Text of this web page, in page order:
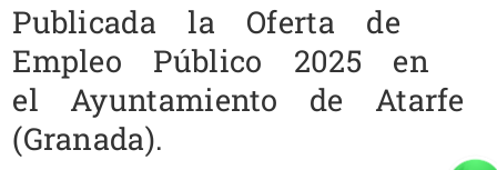
Publicada la Oferta de
Empleo Público 2025 en
el Ayuntamiento de Atarfe
(Granada).